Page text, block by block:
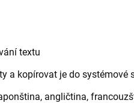
textu
a kopírovat je do systémové
angličtina,